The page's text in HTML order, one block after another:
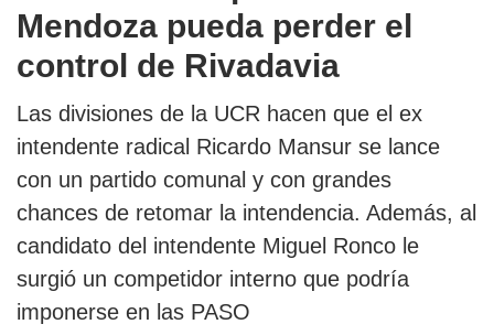
Mendoza pueda perder el
control de Rivadavia
Las divisiones de la UCR hacen que el ex
intendente radical Ricardo Mansur se lance
con un partido comunal y con grandes
chances de retomar la intendencia. Además, al
candidato del intendente Miguel Ronco le
surgió un competidor interno que podría
imponerse en las PASO